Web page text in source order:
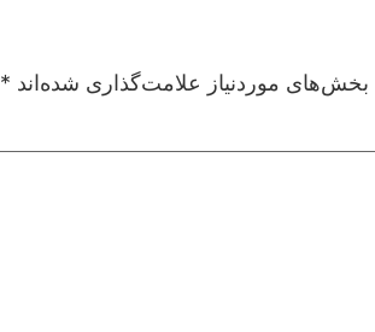
بخش‌های موردنیاز علامت‌گذاری شده‌اند *